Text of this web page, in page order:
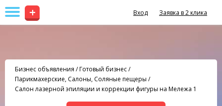
+ Вход Заявка в 2 клика
Бизнес объявления /Готовый бизнес/
Парикмахерские, Салоны, Соляные пещеры /
Салон лазерной эпиляции и коррекции фигуры на Мележа 1